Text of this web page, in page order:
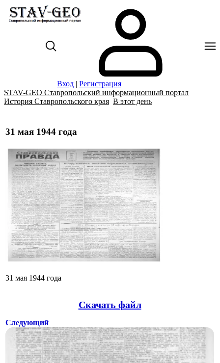
Вход | Регистрация
STAV-GEO Ставропольский информационный портал
История Ставропольского края В этот день
31 мая 1944 года
31 мая 1944 года
Скачать файл
Следующий